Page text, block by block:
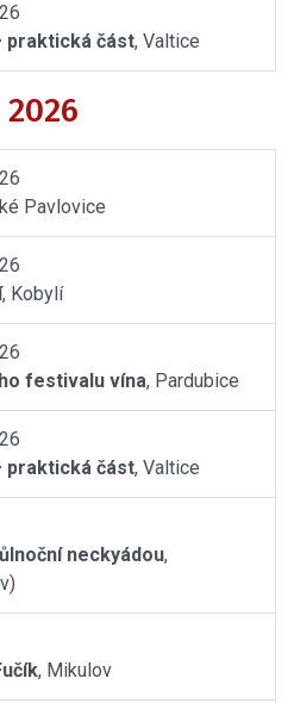
praktická část, Valtice
Pavlovice
, Kobylí
festivalu vína, Pardubice
praktická část, Valtice
neckyádou,
, Mikulov